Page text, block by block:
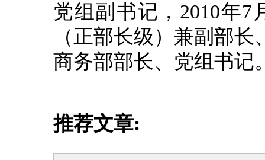
党组副书记，2010年
（正部长级）兼副部
商务部部长、党组书记
推荐文章: